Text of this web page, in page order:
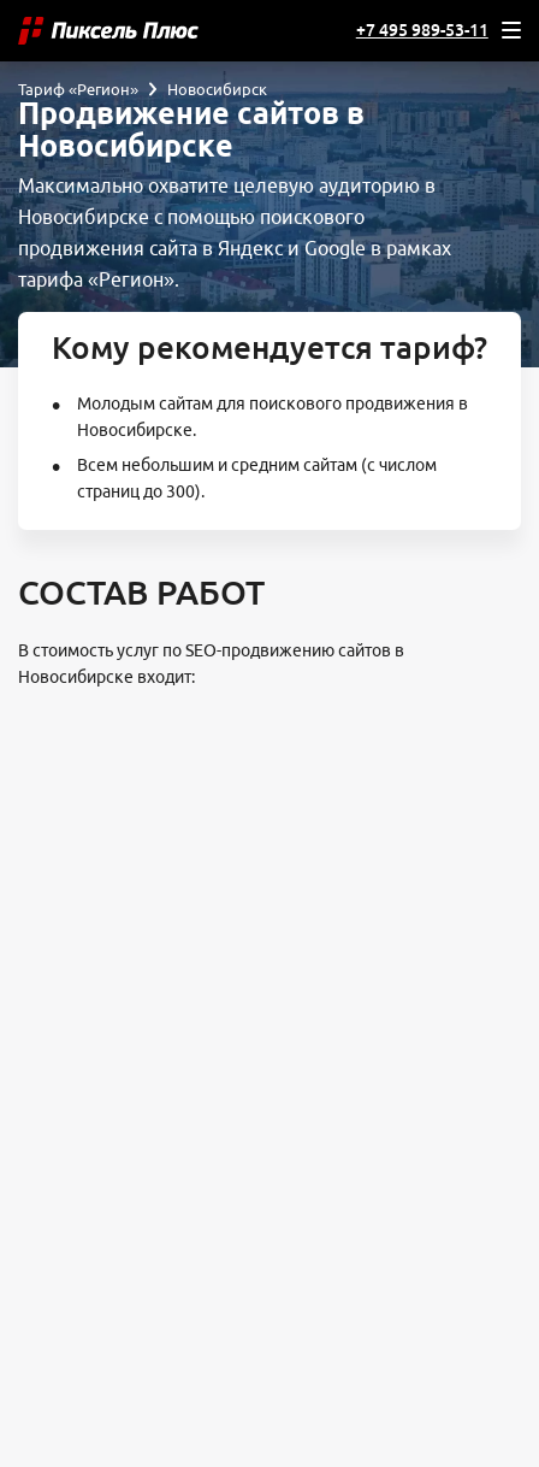
+7 495 989-53-11
Продвижение сайтов в
Новосибирске
Максимально охватите целевую аудиторию в
Новосибирске с помощью поискового
продвижения сайта в Яндекс и Google в рамках
тарифа «Регион».
Тариф «Регион» Новосибирск
Кому рекомендуется тариф?
Молодым сайтам для поискового продвижения в
Новосибирске.
Всем небольшим и средним сайтам (с числом
страниц до 300).
СОСТАВ РАБОТ
В стоимость услуг по SEO-продвижению сайтов в
Новосибирске входит: